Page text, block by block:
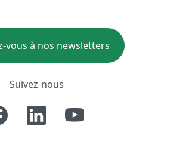
vous à nos newsletters
Suivez-nous